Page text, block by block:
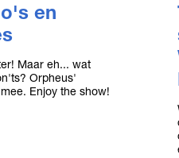
en
Maar eh... wat
Orpheus'
Enjoy the show!